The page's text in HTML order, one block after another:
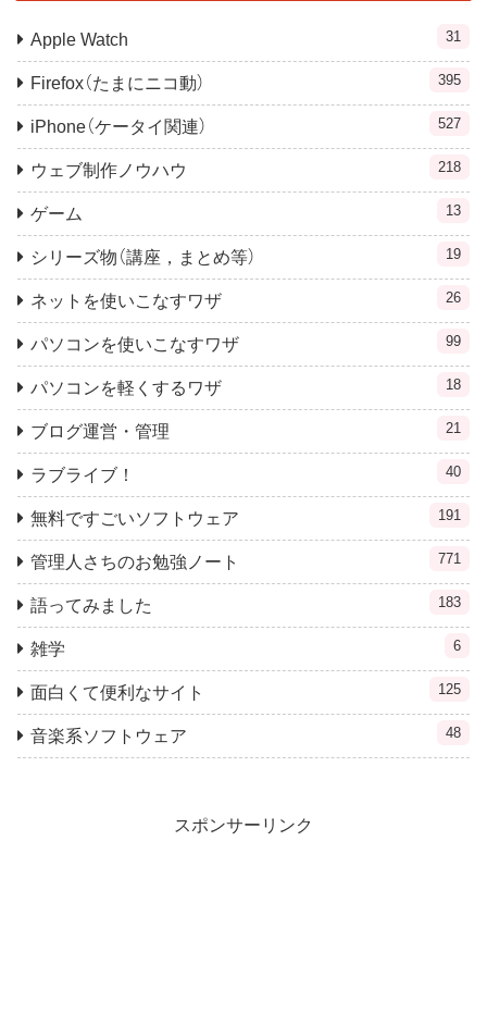
Apple Watch 31
Firefox（たまにニコ動） 395
iPhone（ケータイ関連） 527
ウェブ制作ノウハウ 218
ゲーム 13
シリーズ物（講座，まとめ等） 19
ネットを使いこなすワザ 26
パソコンを使いこなすワザ 99
パソコンを軽くするワザ 18
ブログ運営・管理 21
ラブライブ！ 40
無料ですごいソフトウェア 191
管理人さちのお勉強ノート 771
語ってみました 183
雑学 6
面白くて便利なサイト 125
音楽系ソフトウェア 48
スポンサーリンク